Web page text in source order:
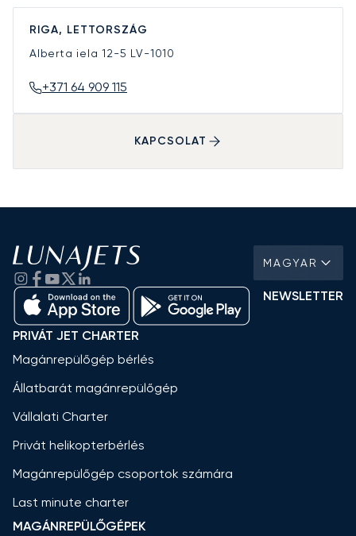
RIGA, LETTORSZÁG
Alberta iela 12-5 LV-1010
+371 64 909 115
KAPCSOLAT
MAGYAR
NEWSLETTER
PRIVÁT JET CHARTER
Magánrepülőgép bérlés
Állatbarát magánrepülőgép
Vállalati Charter
Privát helikopterbérlés
Magánrepülőgép csoportok számára
Last minute charter
MAGÁNREPÜLŐGÉPEK